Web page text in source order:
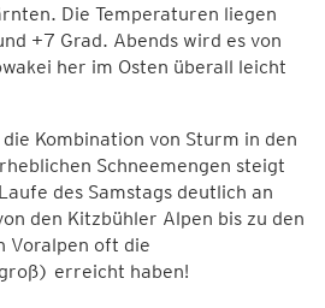
Die Temperaturen liegen
+7 Grad. Abends wird es von
her im Osten überall leicht
Kombination von Sturm in den
Schneemengen steigt
des Samstags deutlich an
den Kitzbühler Alpen bis zu den
Voralpen oft die
erreicht haben!